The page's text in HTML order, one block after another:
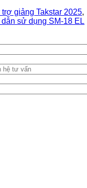
giảng Takstar 2025,
sử dụng SM-18 EL